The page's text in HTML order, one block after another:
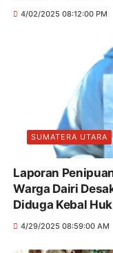
4/02/2025 08:12:00 PM
SUMATERA UTARA
Laporan
Warga Dairi
Diduga Kebal
4/29/2025 08:59:00 AM